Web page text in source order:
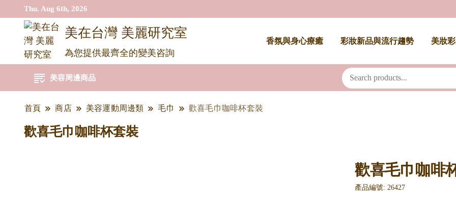
Thu. Aug 6th, 2026
美在台灣 美麗研究室
為您提供最齊全的變美咨詢
香氛與身心療癒 彩妝新品與流行趨勢 美妝
美容周邊商品
首頁 商店 美容運動周邊類 毛巾 歡喜毛巾咖啡杯套裝
歡喜毛巾咖啡杯套裝
歡喜毛巾咖啡
產品編號: 26427